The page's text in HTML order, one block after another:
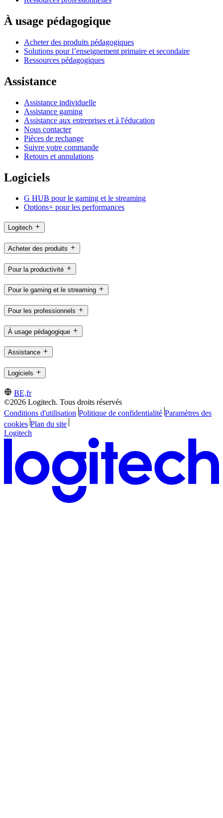
À usage pédagogique
Acheter des produits pédagogiques
Solutions pour l’enseignement primaire et secondaire
Ressources pédagogiques
Assistance
Assistance individuelle
Assistance gaming
Assistance aux entreprises et à l'éducation
Nous contacter
Pièces de rechange
Suivre votre commande
Retours et annulations
Logiciels
G HUB pour le gaming et le streaming
Options+ pour les performances
Logitech
Acheter des produits
Pour la productivité
Pour le gaming et le streaming
Pour les professionnels
À usage pédagogique
Assistance
Logiciels
BE,fr
©2026 Logitech. Tous droits réservés
Conditions d'utilisation Politique de confidentialité Paramètres des
cookies Plan du site
Logitech